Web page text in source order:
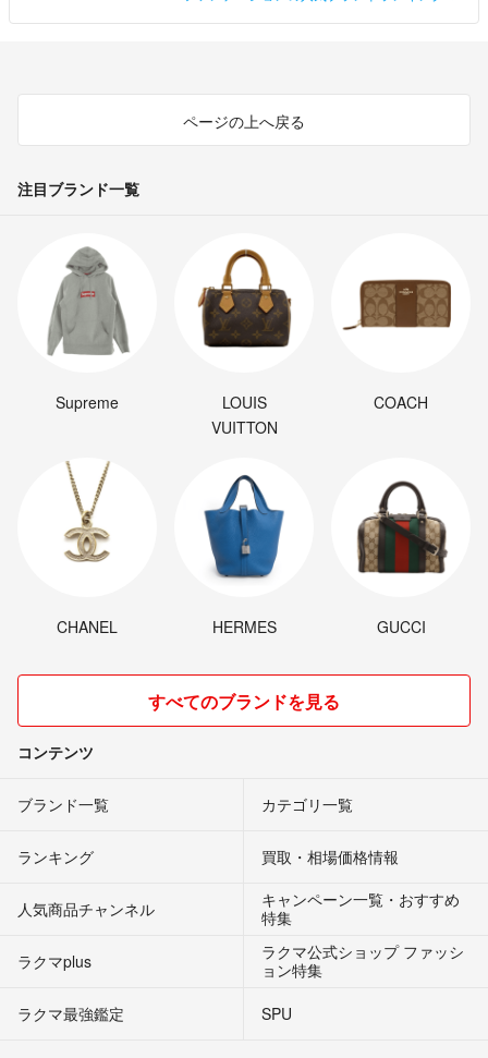
ページの上へ戻る
注目ブランド一覧
Supreme
LOUIS
VUITTON
COACH
CHANEL HERMES GUCCI
すべてのブランドを見る
コンテンツ
ブランド一覧 カテゴリ一覧
ランキング 買取・相場価格情報
人気商品チャンネル
キャンペーン一覧・おすすめ
特集
ラクマplus
ラクマ公式ショップ ファッシ
ョン特集
ラクマ最強鑑定
SPU